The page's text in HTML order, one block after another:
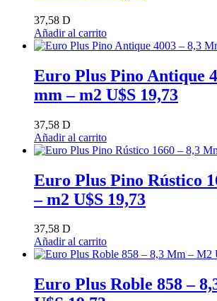
37,58 D
Añadir al carrito
Euro Plus Pino Antique
mm – m2 U$S 19,73
37,58 D
Añadir al carrito
Euro Plus Pino Rústico
– m2 U$S 19,73
37,58 D
Añadir al carrito
Euro Plus Roble 858 –